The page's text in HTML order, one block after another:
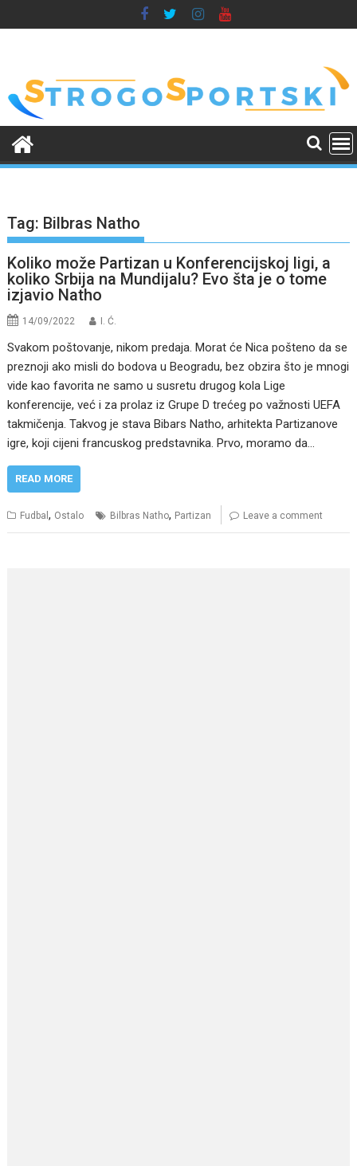
to
Tag: Bilbras Natho
Koliko može Partizan u Konferencijskoj ligi, a
koliko Srbija na Mundijalu? Evo šta je o tome
izjavio Natho
14/09/2022 I. Ć.
Svakom poštovanje, nikom predaja. Morat će Nica pošteno da se
preznoji ako misli do bodova u Beogradu, bez obzira što je mnogi
vide kao favorita ne samo u susretu drugog kola Lige
konferencije, već i za prolaz iz Grupe D trećeg po važnosti UEFA
takmičenja. Takvog je stava Bibars Natho, arhitekta Partizanove
igre, koji cijeni francuskog predstavnika. Prvo, moramo da…
READ MORE
Fudbal, Ostalo Bilbras Natho, Partizan Leave a comment